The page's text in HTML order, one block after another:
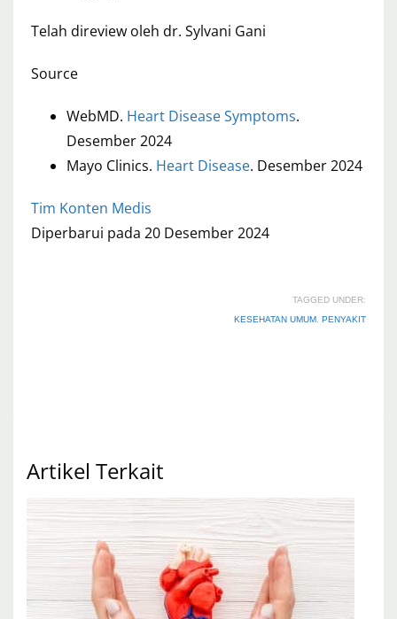
Telah direview oleh dr. Sylvani Gani
Source
WebMD. Heart Disease Symptoms.
Desember 2024
Mayo Clinics. Heart Disease. Desember 2024
Tim Konten Medis
Diperbarui pada 20 Desember 2024
TAGGED UNDER:
KESEHATAN UMUM PENYAKIT
Artikel Terkait